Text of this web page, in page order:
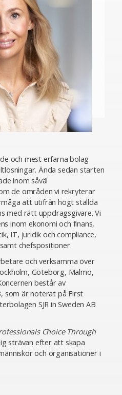
och mest erfarna bolag
Ända sedan starten
inom såväl
de områden vi rekryterar
att utifrån högt ställda
med rätt uppdragsgivare. Vi
inom ekonomi och finans,
IT, juridik och compliance,
chefspositioner.
och verksamma över
Göteborg, Malmö,
består av
som är noterat på First
SJR in Sweden AB
Choice Through
strävan efter att skapa
och organisationer i